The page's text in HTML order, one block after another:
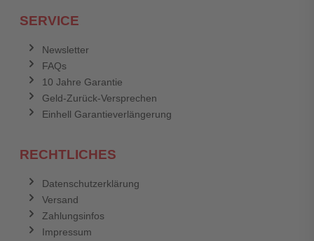
SERVICE
Newsletter
FAQs
10 Jahre Garantie
Geld-Zurück-Versprechen
Einhell Garantieverlängerung
RECHTLICHES
Datenschutzerklärung
Versand
Zahlungsinfos
Impressum